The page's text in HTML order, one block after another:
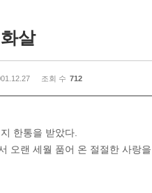
살
조회 수 712
한통을 받았다.
오랜 세월 품어 온 절절한 사랑